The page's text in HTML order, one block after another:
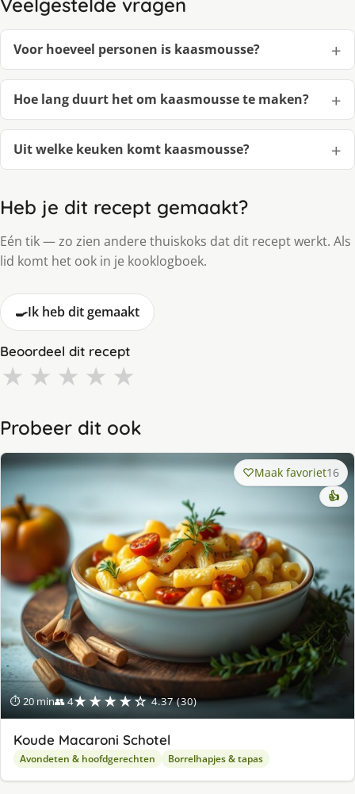
Veelgestelde vragen
Voor hoeveel personen is kaasmousse?
Hoe lang duurt het om kaasmousse te maken?
Uit welke keuken komt kaasmousse?
Heb je dit recept gemaakt?
Eén tik — zo zien andere thuiskoks dat dit recept werkt. Als
lid komt het ook in je kooklogboek.
🍳Ik heb dit gemaakt
Beoordeel dit recept
★ ★ ★ ★ ★
Probeer dit ook
⏱ 20 min👥 4★★★★☆ 4.37 (30)
Maak favoriet16
👍
Koude Macaroni Schotel
Avondeten & hoofdgerechten Borrelhapjes & tapas